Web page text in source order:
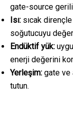
gate-source
Isı: sıcak
soğutucuyu
Endüktif yük:
enerji değerini
Yerleşim: gate ve
tutun.